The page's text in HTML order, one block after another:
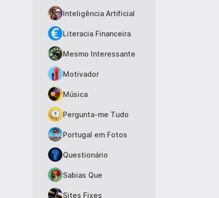
Inteligência Artificial
Literacia Financeira
Mesmo Interessante
Motivador
Música
Pergunta-me Tudo
Portugal em Fotos
Questionário
Sabias Que
Sites Fixes